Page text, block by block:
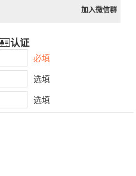
加入微信群
认证
必填
选填
选填